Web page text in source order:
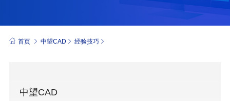
首页 中望CAD 经验技巧
中望CAD